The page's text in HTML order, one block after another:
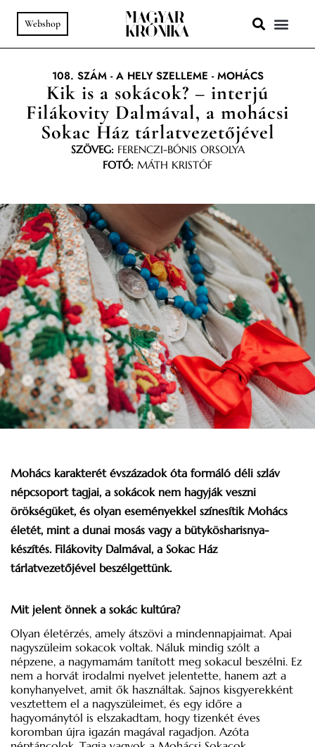
Webshop
108. SZÁM-A HELY SZELLEME -MOHÁCS
Kik is a sokácok? – interjú
Filákovity Dalmával, a mohácsi
Sokac Ház tárlatvezetőjével
SZÖVEG:FERENCZI-BÓNIS ORSOLYA
FOTÓ: MÁTH KRISTÓF
Mohács karakterét évszázadok óta formáló déli szláv
népcsoport tagjai, a sokácok nem hagyják veszni
örökségüket, és olyan eseményekkel színesítik Mohács
életét, mint a dunai mosás vagy a bütykösharisnya-
készítés. Filákovity Dalmával, a Sokac Ház
tárlatvezetőjével beszélgettünk.
Mit jelent önnek a sokác kultúra?
Olyan életérzés, amely átszövi a mindennapjaimat. Apai
nagyszüleim sokacok voltak. Náluk mindig szólt a
népzene, a nagymamám tanított meg sokacul beszélni. Ez
nem a horvát irodalmi nyelvet jelentette, hanem azt a
konyhanyelvet, amit ők használtak. Sajnos kisgyerekként
vesztettem el a nagyszüleimet, és egy időre a
hagyománytól is elszakadtam, hogy tizenkét éves
koromban újra igazán magával ragadjon. Azóta